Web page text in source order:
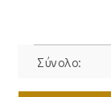
Σύνολο:
Σκουλαρίκια